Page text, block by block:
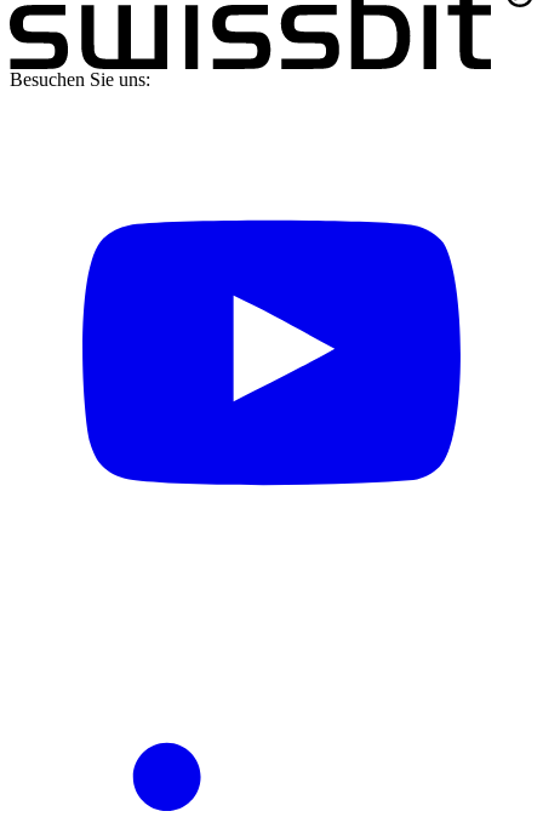
Besuchen Sie uns: